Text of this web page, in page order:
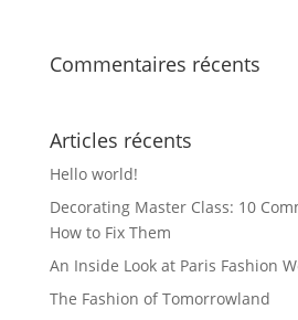
Commentaires récents
Articles récents
Hello world!
Decorating Master Class: 10
How to Fix Them
An Inside Look at Paris Fashion
The Fashion of Tomorrowland